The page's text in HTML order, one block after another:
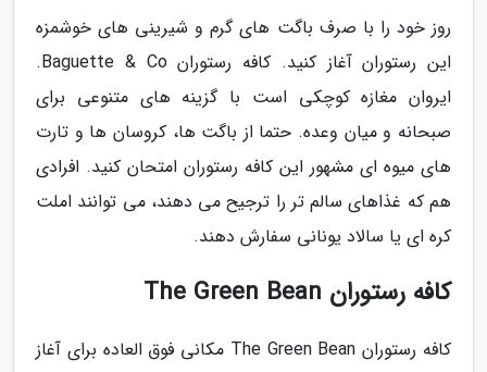
روز خود را با صرف باگت های گرم و شیرینی های خوشمزه
این رستوران آغاز کنید. کافه رستوران Baguette & Co.
ایروان مغازه کوچکی است با گزینه های متنوعی برای
صبحانه و میان وعده. حتما از باگت ها، کروسان ها و تارت
های میوه ای مشهور این کافه رستوران امتحان کنید. افرادی
هم که غذاهای سالم تر را ترجیح می دهند، می توانند املت
کره ای یا سالاد یونانی سفارش دهند.
کافه رستوران The Green Bean
کافه رستوران The Green Bean مکانی فوق العاده برای آغاز